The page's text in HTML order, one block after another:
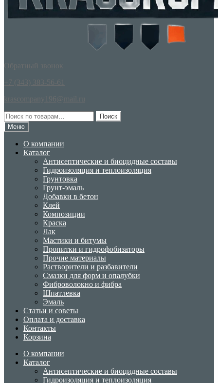
Обратный звонок
+7 (343) 383-56-61
krascompany196@mail.ru
Искать:
Поиск
Меню
О компании
Каталог
Антисептические и биоцидные составы
Гидроизоляция и теплоизоляция
Грунтовка
Грунт-эмаль
Добавки в бетон
Клей
Композиции
Краска
Лак
Мастики и битумы
Пропитки и гидрофобизаторы
Прочие материалы
Растворители и разбавители
Смазки для форм и опалубки
Фиброволокно и фибра
Шпатлевка
Эмаль
Статьи и советы
Оплата и доставка
Контакты
Корзина
О компании
Каталог
Антисептические и биоцидные составы
Гидроизоляция и теплоизоляция